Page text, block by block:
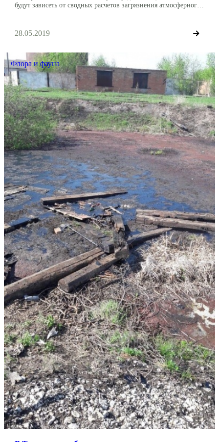
будут зависеть от сводных расчетов загрязнения атмосферного
принятия законопроекта квоты на выбросы коснутся
предприятий в Братске, Красноярске, Липецке, Магнитогорске,
Омске, […]
28.05.2019
Флора и фауна